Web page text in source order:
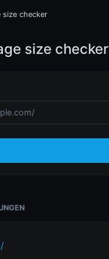
size checker
size checker